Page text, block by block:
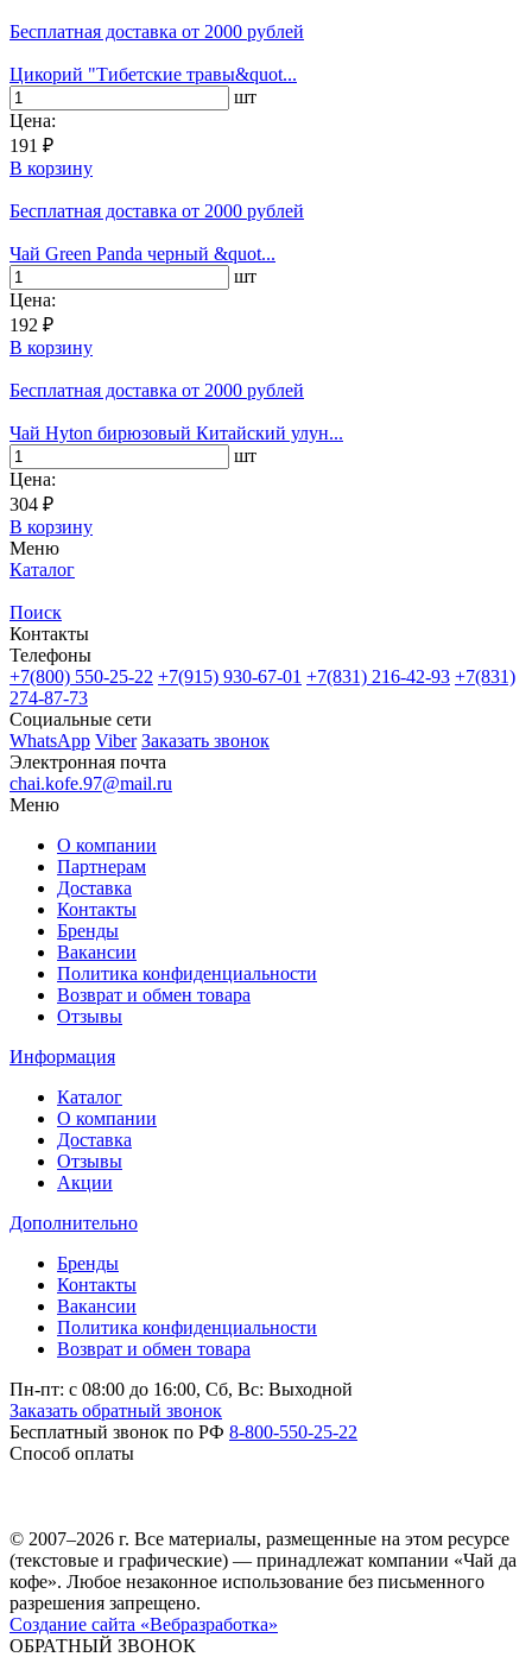
Бесплатная доставка от 2000 рублей
Цикорий "Тибетские травы&quot...
шт
Цена:
191 ₽
В корзину
Бесплатная доставка от 2000 рублей
Чай Green Panda черный &quot...
шт
Цена:
192 ₽
В корзину
Бесплатная доставка от 2000 рублей
Чай Hyton бирюзовый Китайский улун...
шт
Цена:
304 ₽
В корзину
Меню
Каталог
Поиск
Контакты
Телефоны
+7(800) 550-25-22 +7(915) 930-67-01 +7(831) 216-42-93 +7(831)
274-87-73
Социальные сети
WhatsApp Viber Заказать звонок
Электронная почта
chai.kofe.97@mail.ru
Меню
О компании
Партнерам
Доставка
Контакты
Бренды
Вакансии
Политика конфиденциальности
Возврат и обмен товара
Отзывы
Информация
Каталог
О компании
Доставка
Отзывы
Акции
Дополнительно
Бренды
Контакты
Вакансии
Политика конфиденциальности
Возврат и обмен товара
Пн-пт: c 08:00 до 16:00, Сб, Вс: Выходной
Заказать обратный звонок
Бесплатный звонок по РФ 8-800-550-25-22
Способ оплаты
© 2007–2026 г. Все материалы, размещенные на этом ресурсе
(текстовые и графические) — принадлежат компании «Чай да
кофе». Любое незаконное использование без письменного
разрешения запрещено.
Создание сайта «Вебразработка»
ОБРАТНЫЙ ЗВОНОК